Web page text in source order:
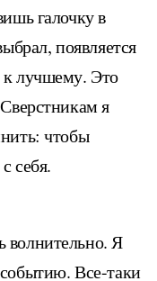
галочку в
появляется
лучшему. Это
я
чтобы
себя.
Я
Все-таки